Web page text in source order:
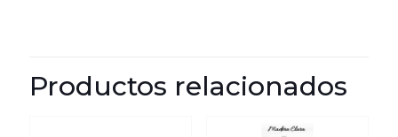
Productos relacionados